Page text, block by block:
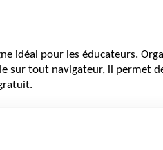
idéal pour les éducateurs.
sur tout navigateur, il permet